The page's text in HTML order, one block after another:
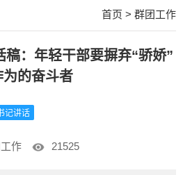
首页 > 群团工作
稿：年轻干部要摒弃“骄娇”
的奋斗者
记讲话
作 21525